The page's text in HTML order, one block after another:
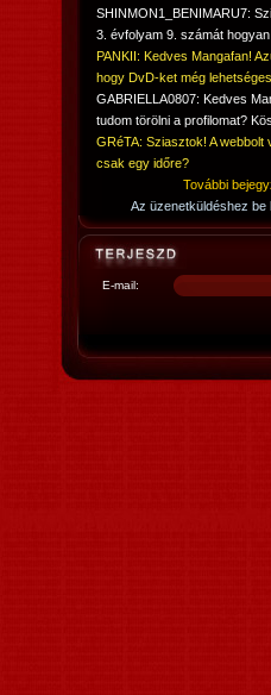
SHINMON1_BENIMARU7:
3. évfolyam 9. számát
PANKII: Kedves Mangafan!
hogy DvD-ket még
GABRIELLA0807: Kedves
tudom törölni a profilomat?
GRéTA: Sziasztok! A webbolt
csak egy időre?
További
Az üzenetküldéshez be
E-mail: